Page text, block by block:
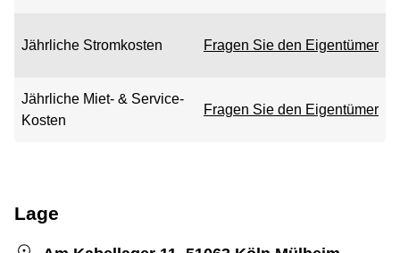
Jährliche Stromkosten Fragen Sie den Eigentümer
Jährliche Miet- & Service-
Kosten
Fragen Sie den Eigentümer
Lage